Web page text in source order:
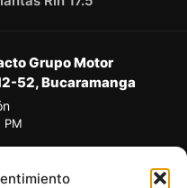
Grupo Motor
52, Bucaramanga
PM